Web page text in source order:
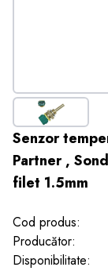
Senzor
Partner ,
filet 1.5mm
Cod produs:
Producător:
Disponibilitate: